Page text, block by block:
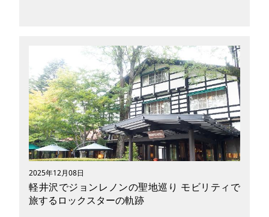
宮沢賢治の物語や詩に心を動かされたことのある
人なら、一度は「イーハトーブ」と呼ばれる理想
郷を、自分の足で歩いてみたいと思ったことがあ
るかもしれません。岩手県花巻市や盛岡市、その
西に広がる雫石町には、賢治が暮らし、教え、書
き続けた風景が今も静かに残っています。そこを
Eバイク（電動アシスト自転車）などのモビリテ
ィ自転車でゆっくり走ると、作品の言葉や登場人
物たちが、不思議と現在の旅の感覚と重なってき
ます。本記事では、詩集『春と修羅』にも触れな
がら、花巻・盛岡・雫石をめぐる聖地巡礼ツーリ
ングと、立ち寄りたい温泉やグルメを紹介しま
す。
2025年12月08日
軽井沢でジョンレノンの聖地巡り モビリティで
旅するロックスターの軌跡